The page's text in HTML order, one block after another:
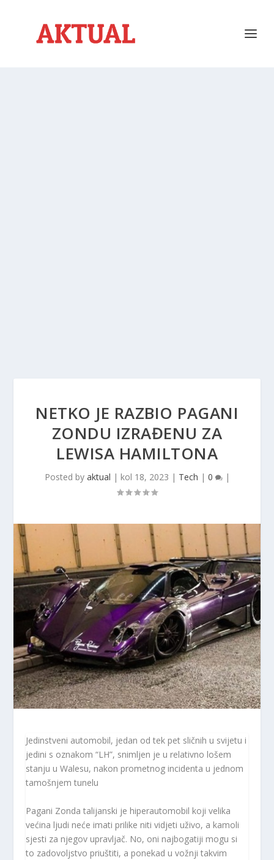
NETKO JE RAZBIO PAGANI
ZONDU IZRAĐENU ZA
LEWISA HAMILTONA
Posted by aktual | kol 18, 2023 | Tech | 0 |
Jedinstveni automobil, jedan od tek pet sličnih u svijetu i
jedini s oznakom “LH”, snimljen je u relativno lošem
stanju u Walesu, nakon prometnog incidenta u jednom
tamošnjem tunelu
Pagani Zonda talijanski je hiperautomobil koji velika
većina ljudi neće imati prilike niti vidjeti uživo, a kamoli
sjesti za njegov upravljač. No, oni najbogatiji mogu si
to zadovoljstvo priuštiti, a ponekad u vožnji takvim